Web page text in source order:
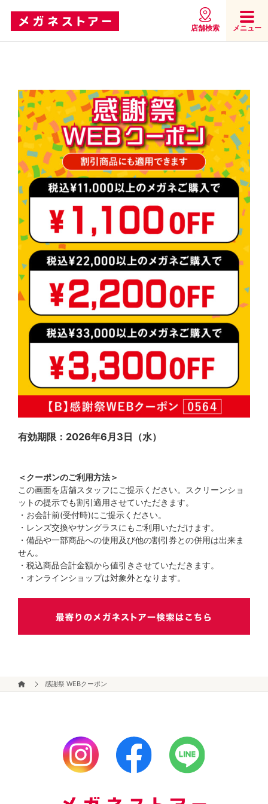
店舗検索 メニュー
有効期限：2026年6月3日（水）
＜クーポンのご利用方法＞
この画面を店舗スタッフにご提示ください。スクリーンショ
ットの提示でも割引適用させていただきます。
・お会計前(受付時)にご提示ください。
・レンズ交換やサングラスにもご利用いただけます。
・備品や一部商品への使用及び他の割引券との併用は出来ま
せん。
・税込商品合計金額から値引きさせていただきます。
・オンラインショップは対象外となります。
感謝祭 WEBクーポン